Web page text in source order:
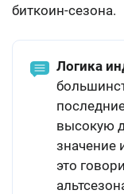
биткоин-сезона.
Логика
высокую
значение
это